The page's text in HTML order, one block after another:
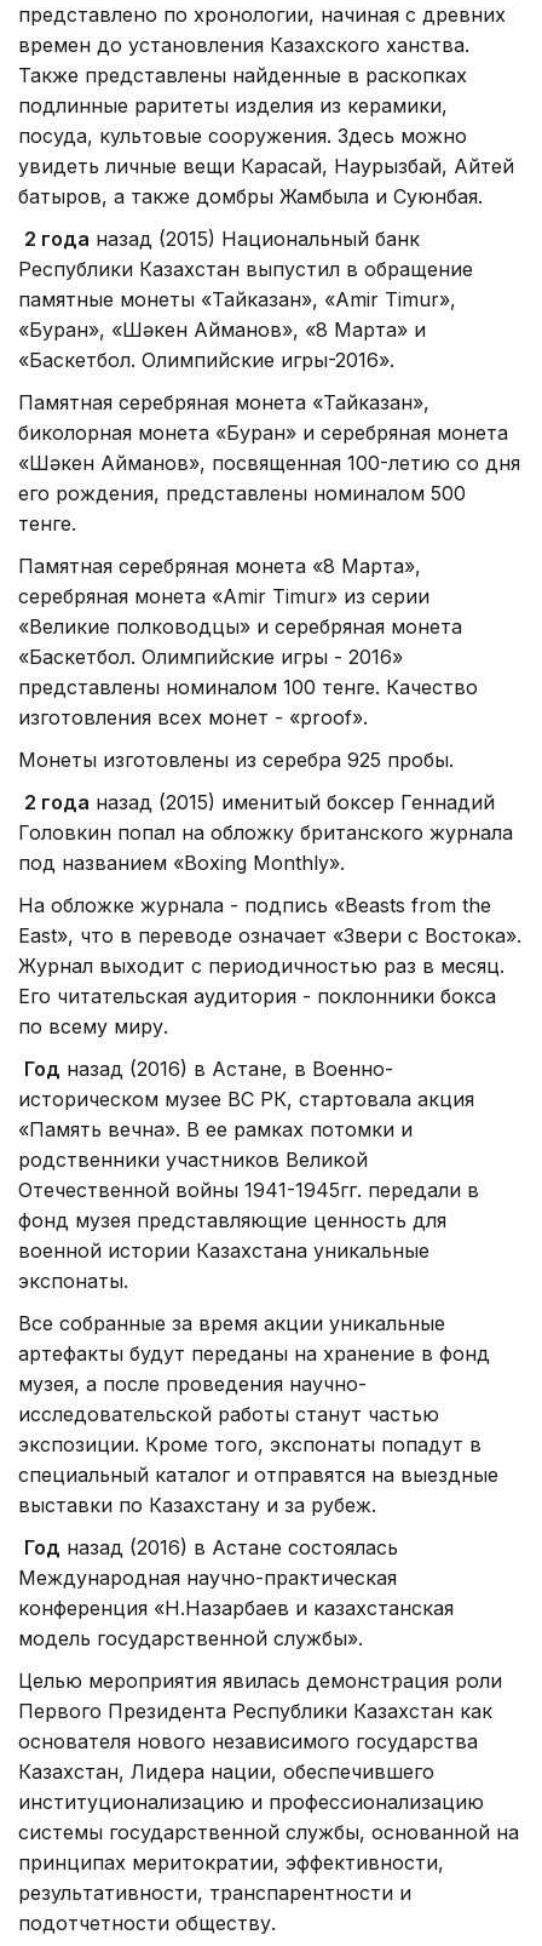
представлено по хронологии, начиная с древних
времен до установления Казахского ханства.
Также представлены найденные в раскопках
подлинные раритеты изделия из керамики,
посуда, культовые сооружения. Здесь можно
увидеть личные вещи Карасай, Наурызбай, Айтей
батыров, а также домбры Жамбыла и Суюнбая.
2 года назад (2015) Национальный банк
Республики Казахстан выпустил в обращение
памятные монеты «Тайказан», «Amir Timur»,
«Буран», «Шәкен Айманов», «8 Марта» и
«Баскетбол. Олимпийские игры-2016».
Памятная серебряная монета «Тайказан»,
биколорная монета «Буран» и серебряная монета
«Шәкен Айманов», посвященная 100-летию со дня
его рождения, представлены номиналом 500
тенге.
Памятная серебряная монета «8 Марта»,
серебряная монета «Amir Timur» из серии
«Великие полководцы» и серебряная монета
«Баскетбол. Олимпийские игры - 2016»
представлены номиналом 100 тенге. Качество
изготовления всех монет - «proof».
Монеты изготовлены из серебра 925 пробы.
2 года назад (2015) именитый боксер Геннадий
Головкин попал на обложку британского журнала
под названием «Boxing Monthly».
На обложке журнала - подпись «Beasts from the
East», что в переводе означает «Звери с Востока».
Журнал выходит с периодичностью раз в месяц.
Его читательская аудитория - поклонники бокса
по всему миру.
Год назад (2016) в Астане, в Военно-
историческом музее ВС РК, стартовала акция
«Память вечна». В ее рамках потомки и
родственники участников Великой
Отечественной войны 1941-1945гг. передали в
фонд музея представляющие ценность для
военной истории Казахстана уникальные
экспонаты.
Все собранные за время акции уникальные
артефакты будут переданы на хранение в фонд
музея, а после проведения научно-
исследовательской работы станут частью
экспозиции. Кроме того, экспонаты попадут в
специальный каталог и отправятся на выездные
выставки по Казахстану и за рубеж.
Год назад (2016) в Астане состоялась
Международная научно-практическая
конференция «Н.Назарбаев и казахстанская
модель государственной службы».
Целью мероприятия явилась демонстрация роли
Первого Президента Республики Казахстан как
основателя нового независимого государства
Казахстан, Лидера нации, обеспечившего
институционализацию и профессионализацию
системы государственной службы, основанной на
принципах меритократии, эффективности,
результативности, транспарентности и
подотчетности обществу.